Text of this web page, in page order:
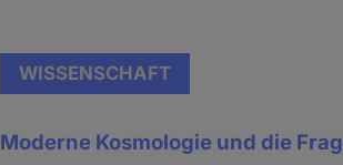
WISSENSCHAFT
Moderne Kosmologie und die